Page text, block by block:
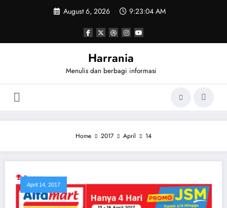
August 6, 2026 9:23:04 AM
Harrania
Menulis dan berbagi informasi
Home 2017 April 14
April 14, 2017